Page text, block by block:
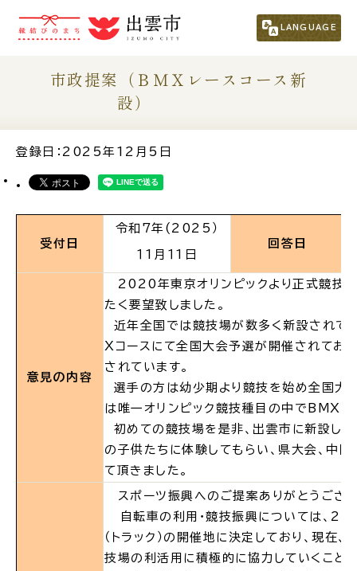
LANGUAGE
市民の方 （くらし・行政・議会）
事業者の方
For Foreigners
外国人の方へ
新着情報一覧
ふるさと納税
場面から探す
子育て
市政提案（ＢＭＸレースコース新
設）
登録日：2025年12月5日
受付日
令和7年(2025）
１1月１1日
回答日
意見の内容
2020年東京オリンピックより正式競技
たく要望致しました。
近年全国では競技場が数多く新設されて
Xコースにて全国大会予選が開催されてお
されています。
選手の方は幼少期より競技を始め全国大会
は唯一オリンピック競技種目の中でBMX
初めての競技場を是非、出雲市に新設し
の子供たちに体験してもらい、県大会、中
て頂きました。
スポーツ振興へのご提案ありがとうござ
自転車の利用・競技振興については、
（トラック）の開催地に決定しており、現在
技場の利活用に積極的に協力していくことと